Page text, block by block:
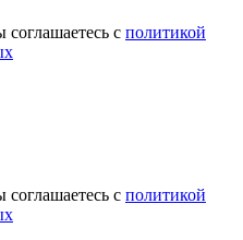
с политикой
с политикой